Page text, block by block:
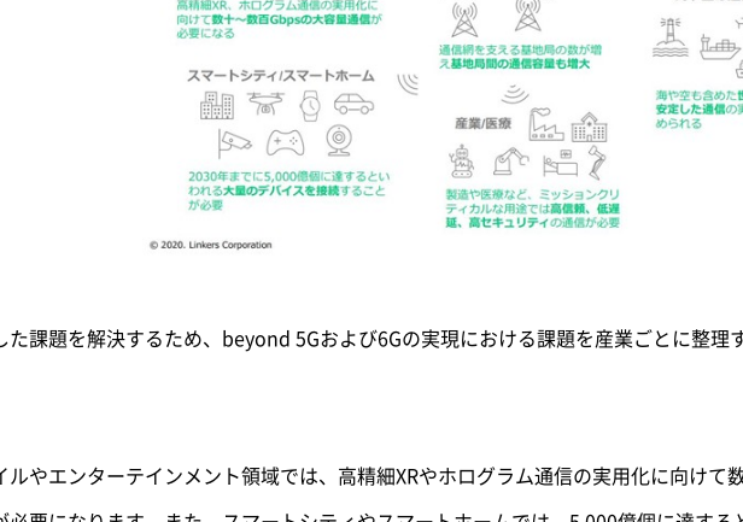
た課題を解決するため、beyond 5Gおよび6Gの実現における課題を産業ごとに整理
ルやエンターテインメント領域では、高精細XRやホログラム通信の実用化に向けて